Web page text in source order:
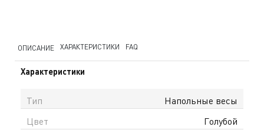
ОПИСАНИЕ ХАРАКТЕРИСТИКИ FAQ
Характеристики
Тип
Напольные весы
Цвет
Голубой